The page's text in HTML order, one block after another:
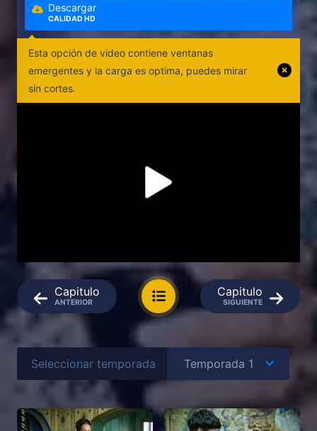
Descargar
CALIDAD HD
Esta opción de video contiene ventanas
emergentes y la carga es optima, puedes mirar
sin cortes.
Capitulo
ANTERIOR
Capitulo
SIGUIENTE
Seleccionar temporada